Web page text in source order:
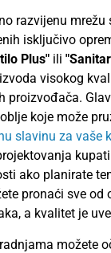
razvijenu
isključivo
Plus" ili
visokog
proizvođača.
koje može
slavinu za vaše
ako planirate
pronaći sve od
a kvalitet je
možete